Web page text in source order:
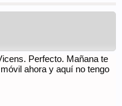
Perfecto. Mañana te
ahora y aquí no tengo